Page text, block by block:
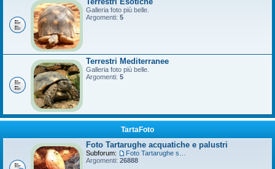
Galleria foto più belle.
Argomenti: 5
Terrestri Mediterranee
Galleria foto più belle.
Argomenti: 5
TartaFoto
Foto Tartarughe acquatiche e palustri
Subforum:
Argomenti: 26888